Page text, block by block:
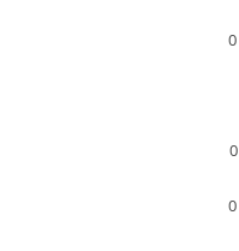
0
0
0